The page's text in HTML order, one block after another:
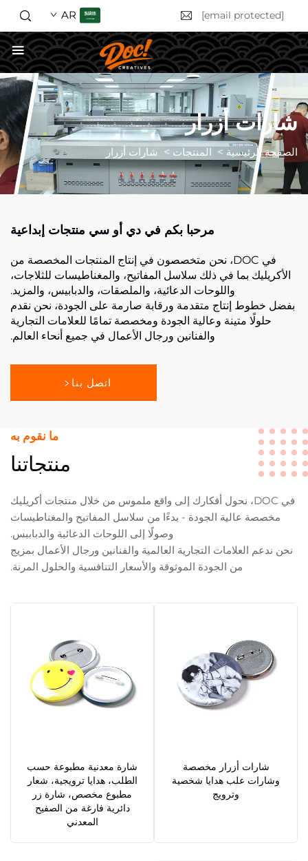
[email protected]
AR
احصل على عرض أسعار
شارات أزرار
الصفحة الرئيسية > المنتجات > شارات أزرار
مرحبا بكم في دي أو سي منتجات إبداعية
في DOC، نحن متخصصون في إنتاج المنتجات المخصصة من
الأكريليك بما في ذلك سلاسل المفاتيح، والمغناطيسات للثلاجات،
واللوحات الدعائية، والملصقات، والدبابيس، والمزيد.
بفضل خطوط إنتاج متقدمة ورقابة صارمة على الجودة، نحن نقدم
حلولًا متينة وعالية الجودة ومخصصة تمامًا للعلامات التجارية
والفنانين ورجال الأعمال في جميع أنحاء العالم.
اتصل بنا
ما نقوم به
منتجاتنا
في DOC، نحول أفكارك إلى واقع ملموس من خلال منتجات أكريليك
مخصصة عالية الجودة - بدءًا من سلاسل المفاتيح والمغناطيسات
وصولًا إلى اللوحات الدعائية والدبابيس.
نحن ندعم العلامات التجارية العالمية والفنانين ورجال الأعمال بمزيج
من الجودة الموثوقة والأسعار التنافسية والحلول المرنة.
شارات أزرار مخصصة
وشارات علب هدايا شخصية
وترويج
شارة معدنية مطبوعة حسب
الطلب، هدايا ترويجية، شعار
مطبوع مخصص، شارة زر
دائرية فارغة من الصفيح
المعدني